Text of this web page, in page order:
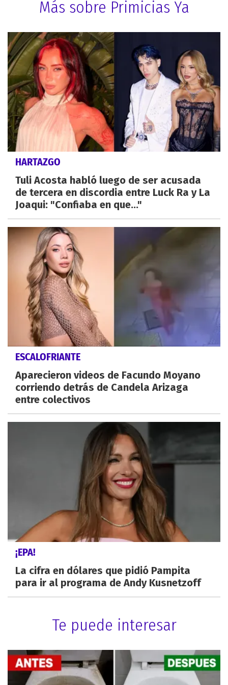
Más sobre Primicias Ya
HARTAZGO
Tuli Acosta habló luego de ser acusada
de tercera en discordia entre Luck Ra y La
Joaqui: "Confiaba en que..."
ESCALOFRIANTE
Aparecieron videos de Facundo Moyano
corriendo detrás de Candela Arizaga
entre colectivos
¡EPA!
La cifra en dólares que pidió Pampita
para ir al programa de Andy Kusnetzoff
Te puede interesar